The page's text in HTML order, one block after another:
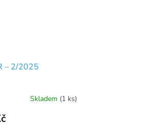
– 2/2025
Skladem (1 ks)